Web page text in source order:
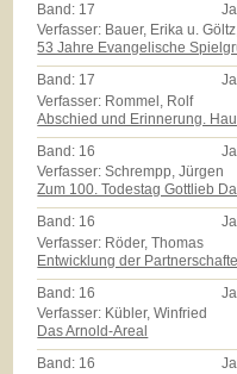
Band: 17
Verfasser: Bauer, Erika u.
53 Jahre Evangelische
Band: 17
Verfasser: Rommel, Rolf
Abschied und Erinnerung.
Band: 16
Verfasser: Schrempp, Jürgen
Zum 100. Todestag Gottlieb
Band: 16
Verfasser: Röder, Thomas
Entwicklung der
Band: 16
Verfasser: Kübler, Winfried
Das Arnold-Areal
Band: 16